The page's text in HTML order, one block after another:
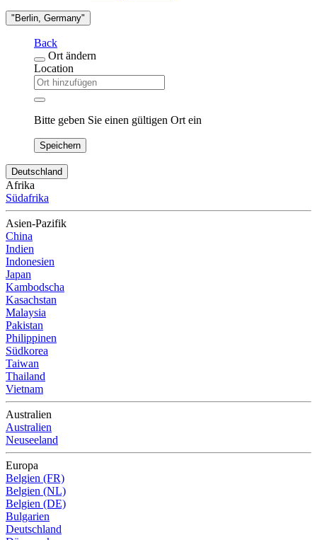
"Berlin, Germany"
Back
Ort ändern
Location
Bitte geben Sie einen gültigen Ort ein
Speichern
Deutschland
Afrika
Südafrika
Asien-Pazifik
China
Indien
Indonesien
Japan
Kambodscha
Kasachstan
Malaysia
Pakistan
Philippinen
Südkorea
Taiwan
Thailand
Vietnam
Australien
Australien
Neuseeland
Europa
Belgien (FR)
Belgien (NL)
Belgien (DE)
Bulgarien
Deutschland